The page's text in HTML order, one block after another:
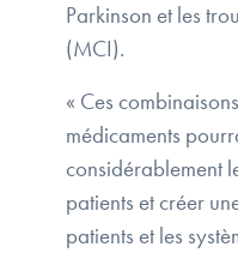
Parkinson et les
(MCI).
« Ces
médicaments
considérablement
patients et créer
patients et les